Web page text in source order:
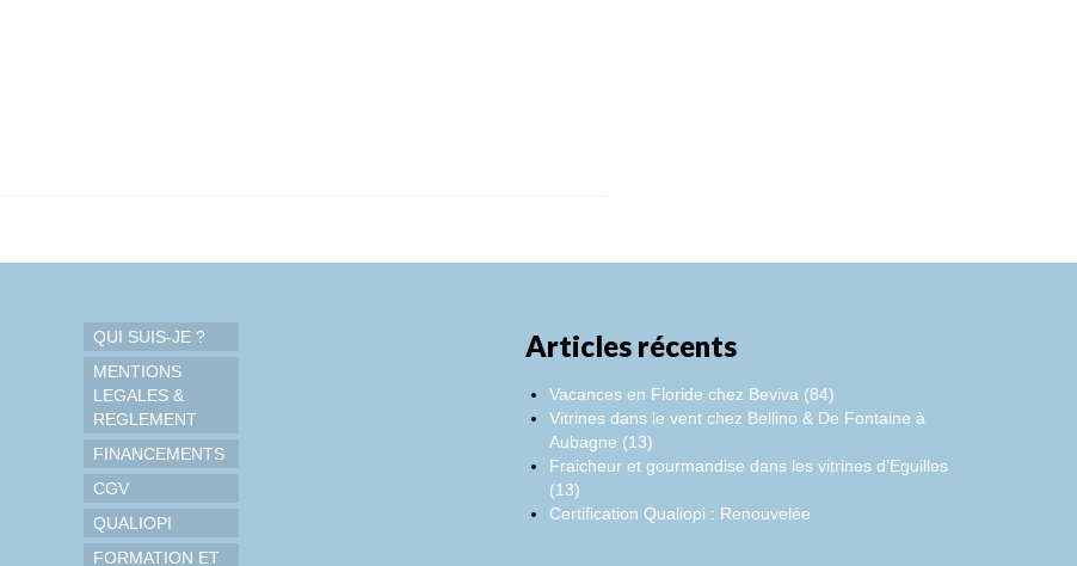
QUI SUIS-JE ?
MENTIONS
LEGALES &
REGLEMENT
FINANCEMENTS
CGV
QUALIOPI
FORMATION ET
Articles récents
Vacances en Floride chez Beviva (84)
Vitrines dans le vent chez Bellino & De Fontaine à
Aubagne (13)
Fraicheur et gourmandise dans les vitrines d’Eguilles
(13)
Certification Qualiopi : Renouvelée